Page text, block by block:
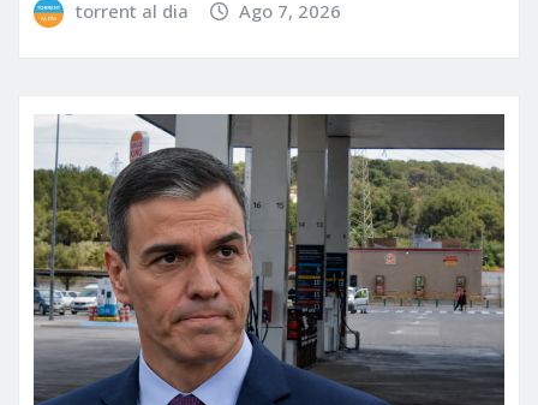
torrent al dia Ago 7, 2026